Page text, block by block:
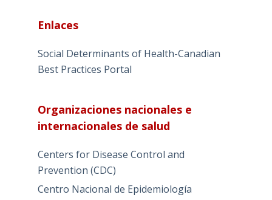
Enlaces
Social Determinants of Health-Canadian
Best Practices Portal
Organizaciones nacionales e
internacionales de salud
Centers for Disease Control and
Prevention (CDC)
Centro Nacional de Epidemiología